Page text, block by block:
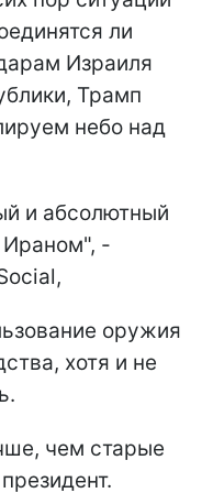
ли
Израиля
Трамп
небо над
и абсолютный
Ираном", -
оружия
хотя и не
чем старые